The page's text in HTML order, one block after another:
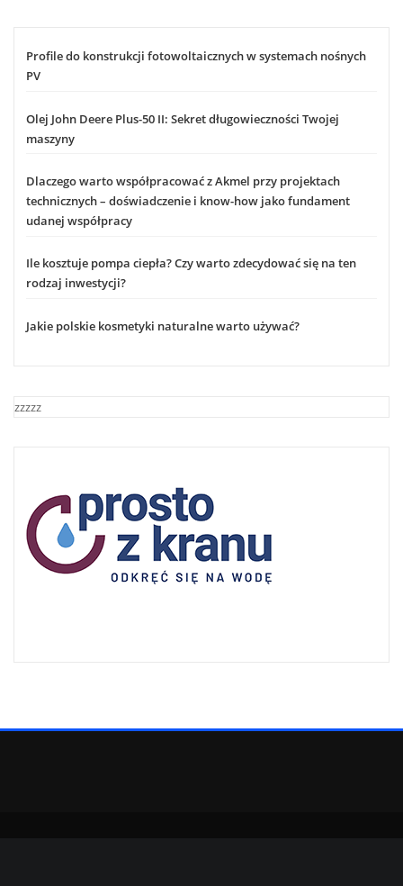
Profile do konstrukcji fotowoltaicznych w systemach nośnych
PV
Olej John Deere Plus-50 II: Sekret długowieczności Twojej
maszyny
Dlaczego warto współpracować z Akmel przy projektach
technicznych – doświadczenie i know-how jako fundament
udanej współpracy
Ile kosztuje pompa ciepła? Czy warto zdecydować się na ten
rodzaj inwestycji?
Jakie polskie kosmetyki naturalne warto używać?
zzzzz